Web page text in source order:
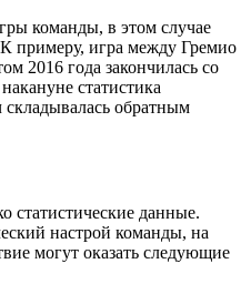
команды, в этом случае
примеру, игра между Гремио
2016 года закончилась со
статистика
обратным
статистические данные.
настрой команды, на
могут оказать следующие